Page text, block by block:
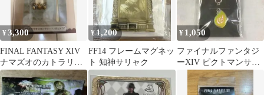
¥3,300
FINAL FANTASY XIV
ナマズオのカトラリー
フィギュア
¥1,200
FF14 フレームマグネッ
ト 知神サリャク
¥ 1,050
ファイナルファンタジ
ーXIV ピクトマンサー
ジョブアクリルキーホ
ルダー